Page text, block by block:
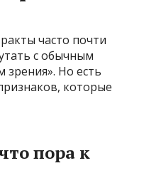
часто почти
с обычным
зрения». Но есть
которые
пора к